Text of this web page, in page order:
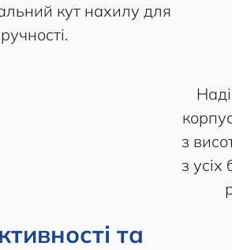
кут нахилу для
з
з
та